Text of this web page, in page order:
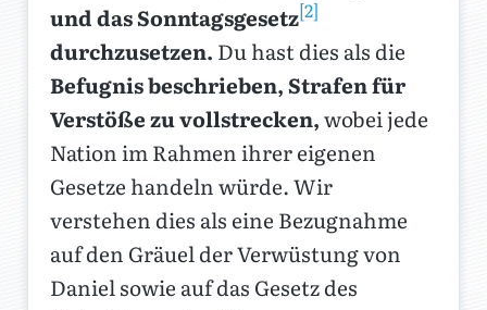
und das Sonntagsgesetz[2]
durchzusetzen. Du hast dies als die
Befugnis beschrieben, Strafen für
Verstöße zu vollstrecken,wobei jede
Nation im Rahmen ihrer eigenen
Gesetze handeln würde. Wir
verstehen dies als eine Bezugnahme
auf den Gräuel der Verwüstung von
Daniel sowie auf das Gesetz des